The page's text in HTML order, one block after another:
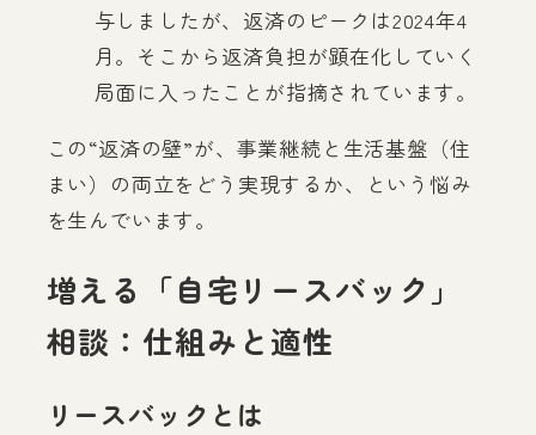
与しましたが、返済のピークは2024年4
月。そこから返済負担が顕在化していく
局面に入ったことが指摘されています。
この“返済の壁”が、事業継続と生活基盤（住
まい）の両立をどう実現するか、という悩み
を生んでいます。
増える「自宅リースバック」
相談：仕組みと適性
リースバックとは